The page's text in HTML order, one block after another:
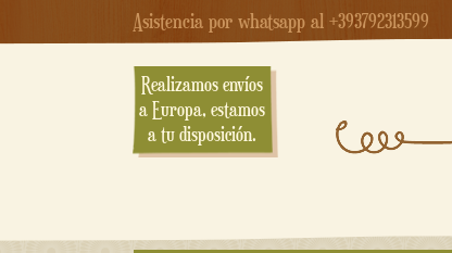
Asistencia por whatsapp al +393792313599
Realizamos envíos
a Europa, estamos
a tu disposición.